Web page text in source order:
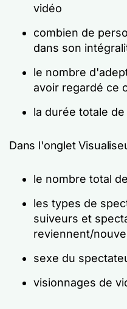
vidéo
combien de
dans son
le nombre
avoir regardé ce
la durée totale
Dans l'onglet
le nombre total
les types de
suiveurs et
reviennent/
sexe du
visionnages de